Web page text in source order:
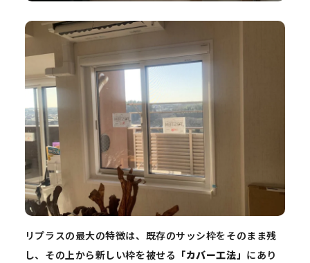
リプラスの最大の特徴は、既存のサッシ枠をそのまま残
し、その上から新しい枠を被せる 「カバー工法」 にあり